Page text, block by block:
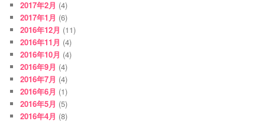
2017年2月 (4)
2017年1月 (6)
2016年12月 (11)
2016年11月 (4)
2016年10月 (4)
2016年9月 (4)
2016年7月 (4)
2016年6月 (1)
2016年5月 (5)
2016年4月 (8)